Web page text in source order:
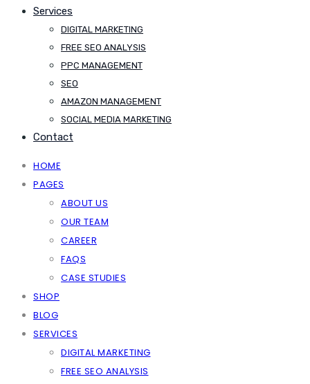
Services
DIGITAL MARKETING
FREE SEO ANALYSIS
PPC MANAGEMENT
SEO
AMAZON MANAGEMENT
SOCIAL MEDIA MARKETING
Contact
HOME
PAGES
ABOUT US
OUR TEAM
CAREER
FAQS
CASE STUDIES
SHOP
BLOG
SERVICES
DIGITAL MARKETING
FREE SEO ANALYSIS